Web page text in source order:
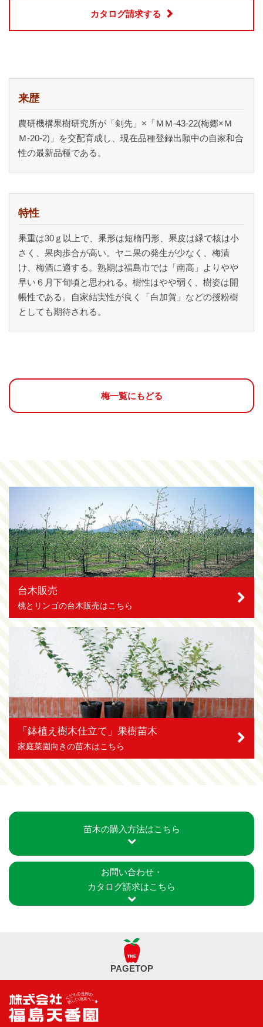
カタログ請求する
来歴
農研機構果樹研究所が「剣先」×「ＭＭ-43-22(梅郷×Ｍ
Ｍ-20-2)」を交配育成し、現在品種登録出願中の自家和合
性の最新品種である。
特性
果重は30ｇ以上で、果形は短楕円形、果皮は緑で核は小
さく、果肉歩合が高い。ヤニ果の発生が少なく、梅漬
け、梅酒に適する。熟期は福島市では「南高」よりやや
早い６月下旬頃と思われる。樹性はやや弱く、樹姿は開
帳性である。自家結実性が良く「白加賀」などの授粉樹
としても期待される。
梅一覧にもどる
台木販売
桃とリンゴの台木販売はこちら
「鉢植え樹木仕立て」果樹苗木
家庭菜園向きの苗木はこちら
苗木の購入方法はこちら
お問い合わせ・
カタログ請求はこちら
PAGETOP